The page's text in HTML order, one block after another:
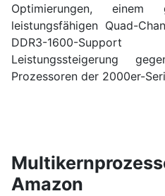
Optimierungen,
leistungsfähigen Quad-
DDR3-1600-
Leistungssteigerung
Prozessoren der 2000er-
Amazon